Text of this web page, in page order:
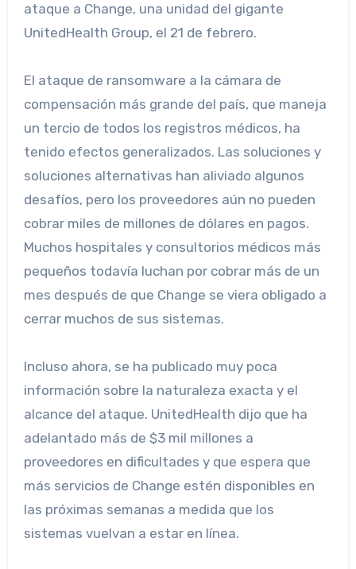
ataque a Change, una unidad del gigante
UnitedHealth Group, el 21 de febrero.
El ataque de ransomware a la cámara de
compensación más grande del país, que maneja
un tercio de todos los registros médicos, ha
tenido efectos generalizados. Las soluciones y
soluciones alternativas han aliviado algunos
desafíos, pero los proveedores aún no pueden
cobrar miles de millones de dólares en pagos.
Muchos hospitales y consultorios médicos más
pequeños todavía luchan por cobrar más de un
mes después de que Change se viera obligado a
cerrar muchos de sus sistemas.
Incluso ahora, se ha publicado muy poca
información sobre la naturaleza exacta y el
alcance del ataque. UnitedHealth dijo que ha
adelantado más de $3 mil millones a
proveedores en dificultades y que espera que
más servicios de Change estén disponibles en
las próximas semanas a medida que los
sistemas vuelvan a estar en línea.